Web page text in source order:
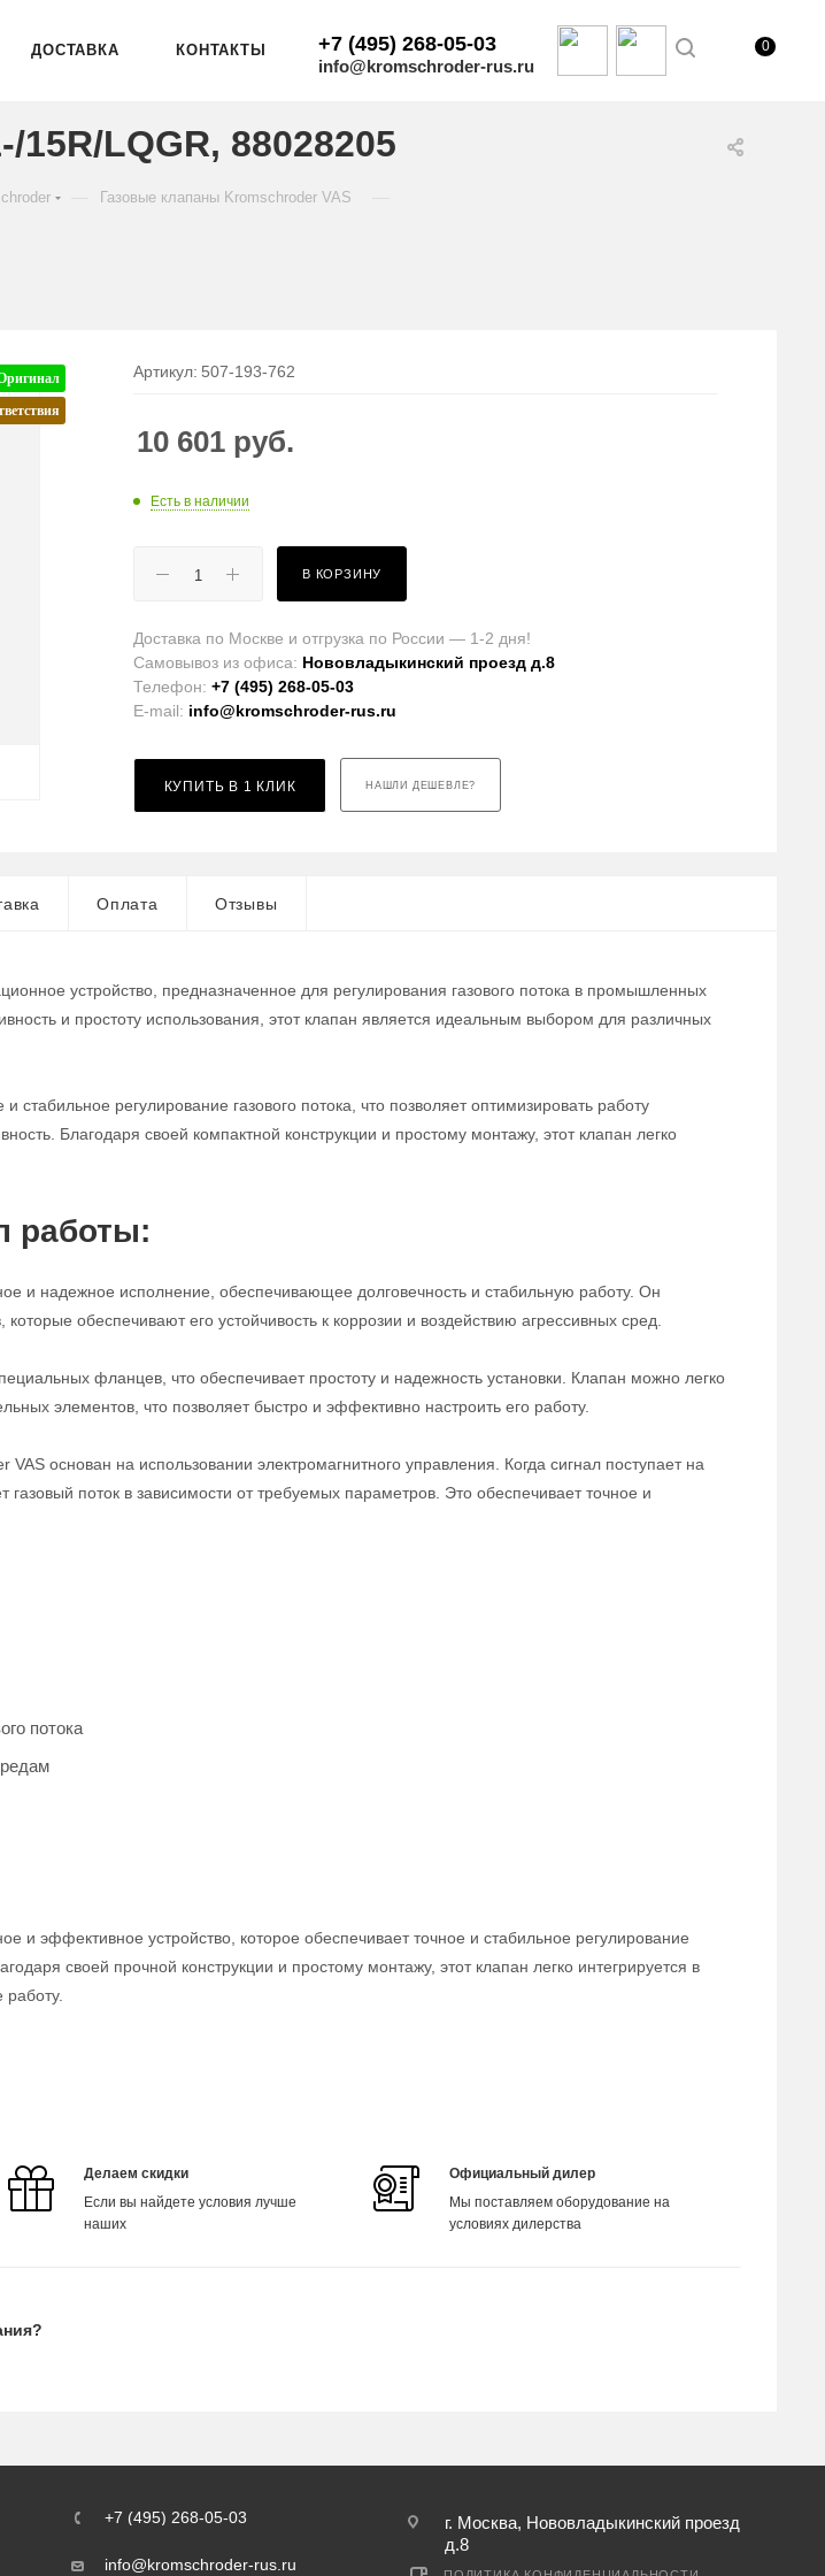
ДОСТАВКА КОНТАКТЫ +7 (495) 268-05-03
info@kromschroder-rus.ru
0
LQGR, 88028205
Газовые клапаны Kromschroder VAS
Артикул: 507-193-762
10 601 руб.
Есть в наличии
В КОРЗИНУ
Доставка по Москве и отгрузка по России — 1-2 дня!
Самовывоз из офиса: Нововладыкинский проезд д.8
Телефон:+7 (495) 268-05-03
E-mail: info@kromschroder-rus.ru
КУПИТЬ В 1 КЛИК НАШЛИ ДЕШЕВЛЕ?
Оплата Отзывы
устройство, предназначенное для регулирования газового потока в промышленных
и простоту использования, этот клапан является идеальным выбором для различных
стабильное регулирование газового потока, что позволяет оптимизировать работу
Благодаря своей компактной конструкции и простому монтажу, этот клапан легко
работы:
и надежное исполнение, обеспечивающее долговечность и стабильную работу. Он
обеспечивают его устойчивость к коррозии и воздействию агрессивных сред.
фланцев, что обеспечивает простоту и надежность установки. Клапан можно легко
элементов, что позволяет быстро и эффективно настроить его работу.
основан на использовании электромагнитного управления. Когда сигнал поступает на
газовый поток в зависимости от требуемых параметров. Это обеспечивает точное и
потока
и эффективное устройство, которое обеспечивает точное и стабильное регулирование
своей прочной конструкции и простому монтажу, этот клапан легко интегрируется в
Делаем скидки
Если вы найдете условия лучше
наших
Официальный дилер
Мы поставляем оборудование на
условиях дилерства
+7 (495) 268-05-03
info@kromschroder-rus.ru
г. Москва, Нововладыкинский проезд
д.8